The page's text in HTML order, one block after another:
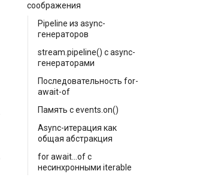
соображения
Pipeline из async-
генераторов
stream.pipeline() с async-
генераторами
Последовательность for-
await-of
Память с events.on()
Async-итерация как
общая абстракция
for await...of с
несинхронными iterable